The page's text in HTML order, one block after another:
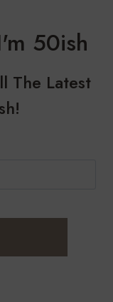
50ish
The Latest